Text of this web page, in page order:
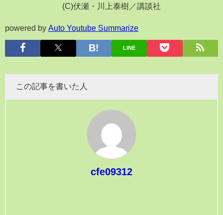
(C)伏瀬・川上泰樹／講談社
powered by Auto Youtube Summarize
LINE
この記事を書いた人
cfe09312